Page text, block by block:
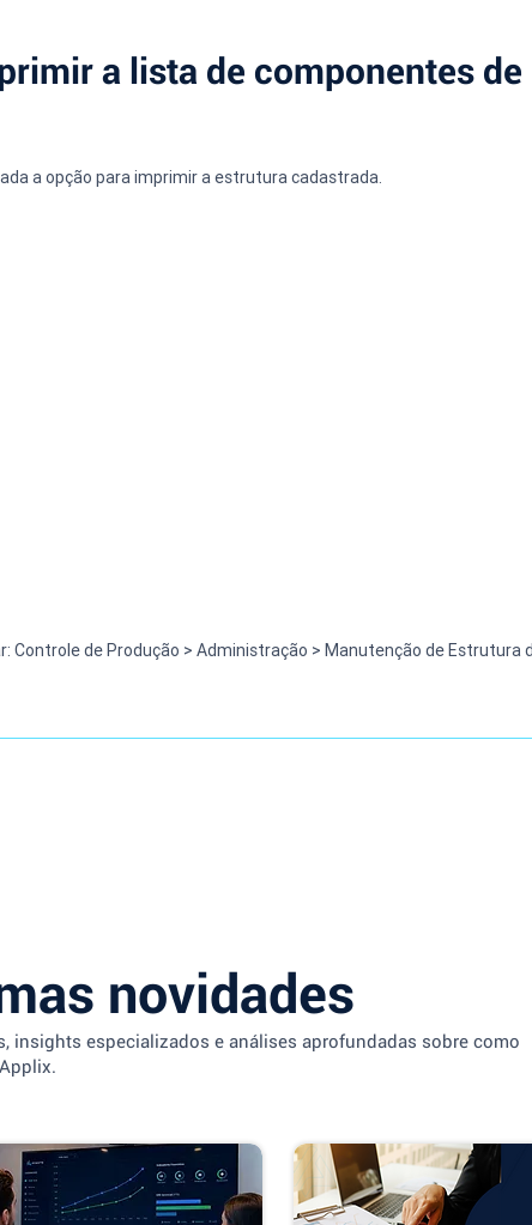
a lista de componentes
a opção para imprimir a estrutura cadastrada.
Controle de Produção > Administração > Manutenção de Estrutura
novidades
insights especializados e análises aprofundadas sobre como